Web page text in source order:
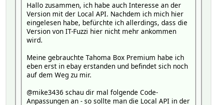
}
sub tahoma_generate_token($) {
my ($hash, $session_id) = @_;
my $name = $hash->{NAME};
# Token-Generierungs-Anfrage an lokale API senden
my $token_url = "${local_url}config/$pod/local/tokens/
my %token_headers = (
'Cookie' => "JSESSIONID=$session_id"
);
Hallo zusammen, ich habe auch Interesse an der
Version mit der Local API. Nachdem ich mich hier
eingelesen habe, befürchte ich allerdings, dass die
Version von IT-Fuzzi hier nicht mehr ankommen
wird.
Meine gebrauchte Tahoma Box Premium habe ich
eben erst in ebay erstanden und befindet sich noch
auf dem Weg zu mir.
@mike3436 schau dir mal folgende Code-
Anpassungen an - so sollte man die Local API in der